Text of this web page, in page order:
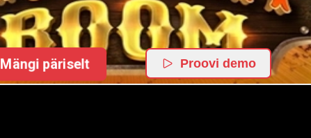
Mängi päriselt Proovi demo